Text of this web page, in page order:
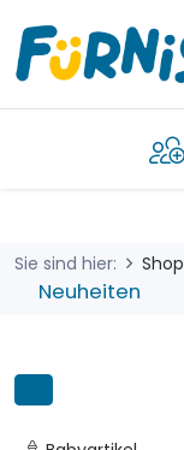
Sie sind hier: Shop
Neuheiten